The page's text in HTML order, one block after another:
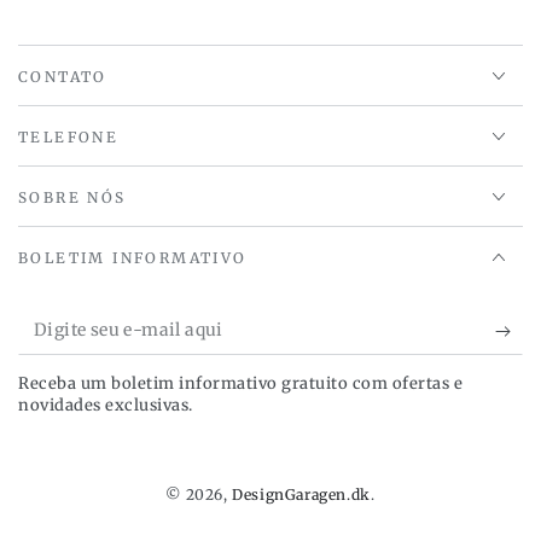
CONTATO
TELEFONE
SOBRE NÓS
BOLETIM INFORMATIVO
Digite
seu
e-
Receba um boletim informativo gratuito com ofertas e
novidades exclusivas.
© 2026,DesignGaragen.dk.